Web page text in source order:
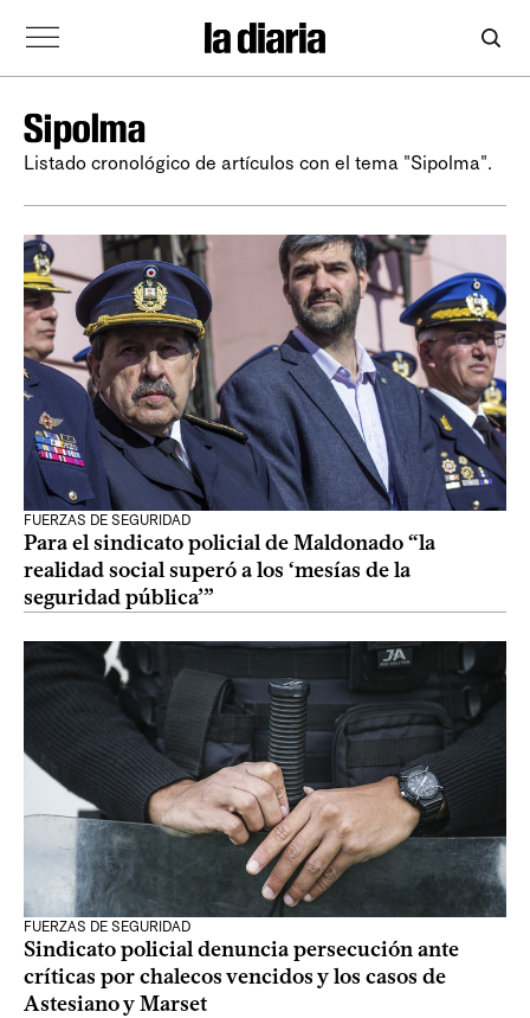
Sipolma
Listado cronológico de artículos con el tema "Sipolma".
FUERZAS DE SEGURIDAD
Para el sindicato policial de Maldonado “la
realidad social superó a los ‘mesías de la
seguridad pública’”
FUERZAS DE SEGURIDAD
Sindicato policial denuncia persecución ante
críticas por chalecos vencidos y los casos de
Astesiano y Marset